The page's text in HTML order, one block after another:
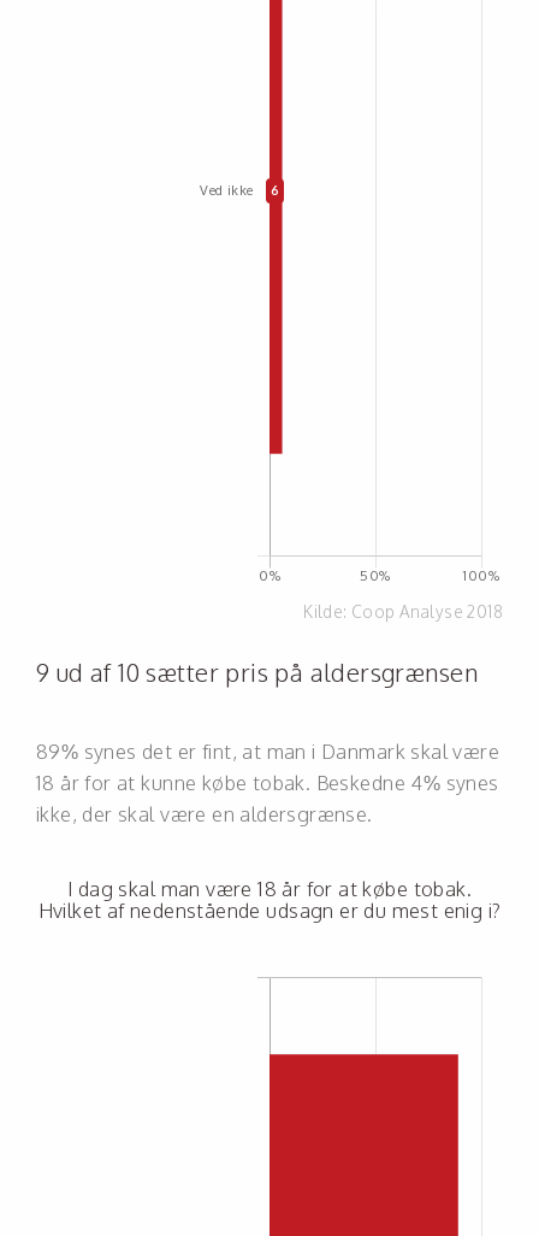
Kilde: Coop Analyse 2018
9 ud af 10 sætter pris på aldersgrænsen
89% synes det er fint, at man i Danmark skal være
18 år for at kunne købe tobak. Beskedne 4% synes
ikke, der skal være en aldersgrænse.
I dag skal man være 18 år for at købe tobak.
Hvilket af nedenstående udsagn er du mest enig i?